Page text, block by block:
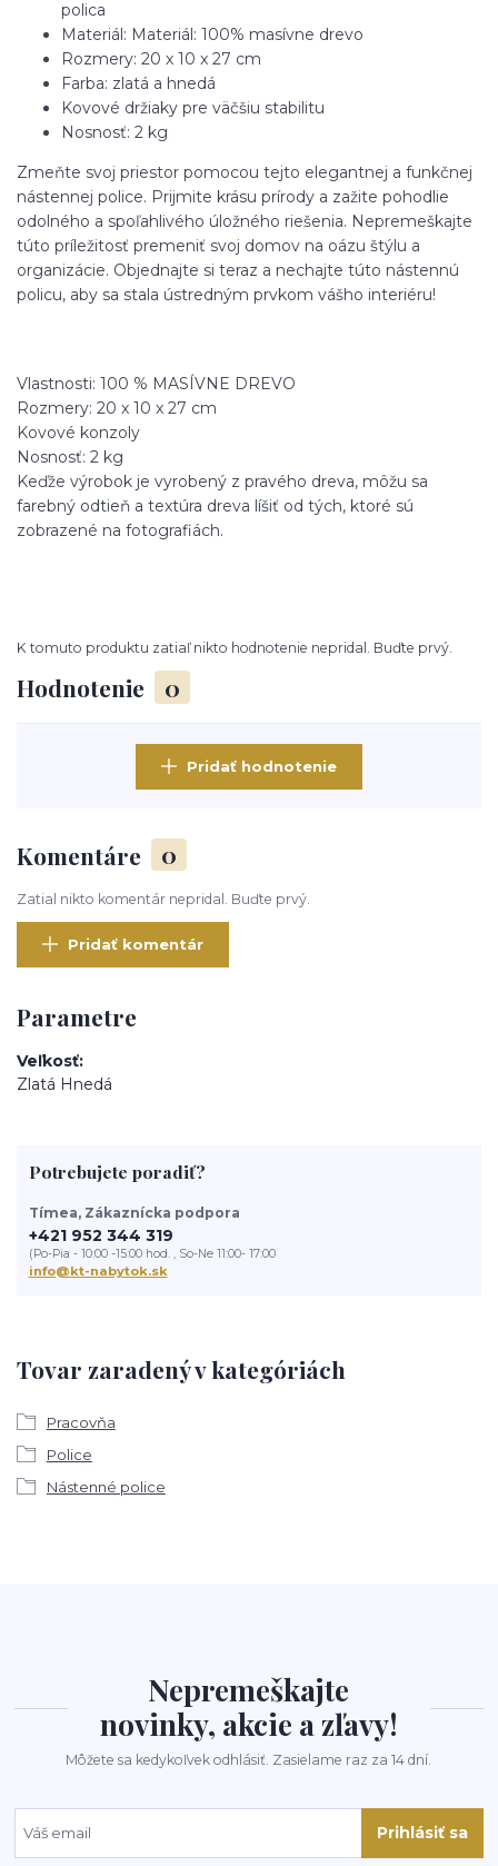
polica
Materiál: Materiál: 100% masívne drevo
Rozmery: 20 x 10 x 27 cm
Farba: zlatá a hnedá
Kovové držiaky pre väčšiu stabilitu
Nosnosť: 2 kg
Zmeňte svoj priestor pomocou tejto elegantnej a funkčnej
nástennej police. Prijmite krásu prírody a zažite pohodlie
odolného a spoľahlivého úložného riešenia. Nepremeškajte
túto príležitosť premeniť svoj domov na oázu štýlu a
organizácie. Objednajte si teraz a nechajte túto nástennú
policu, aby sa stala ústredným prvkom vášho interiéru!
Vlastnosti: 100 % MASÍVNE DREVO
Rozmery: 20 x 10 x 27 cm
Kovové konzoly
Nosnosť: 2 kg
Keďže výrobok je vyrobený z pravého dreva, môžu sa
farebný odtieň a textúra dreva líšiť od tých, ktoré sú
zobrazené na fotografiách.
Hodnotenie 0
K tomuto produktu zatiaľ nikto hodnotenie nepridal. Buďte prvý.
Pridať hodnotenie
Komentáre 0
Zatial nikto komentár nepridal. Buďte prvý.
Pridať komentár
Parametre
Veľkosť
Zlatá Hnedá
Tovar zaradený v kategóriách
Pracovňa
Police
Nástenné police
Potrebujete poradiť?
Tímea, Zákaznícka podpora
+421 952 344 319
(Po-Pia - 10:00 -15:00 hod. , So-Ne 11:00- 17:00
info@kt-nabytok.sk
Nepremeškajte
novinky, akcie a zľavy!
Môžete sa kedykoľvek odhlásiť. Zasielame raz za 14 dní.
Prihlásiť sa